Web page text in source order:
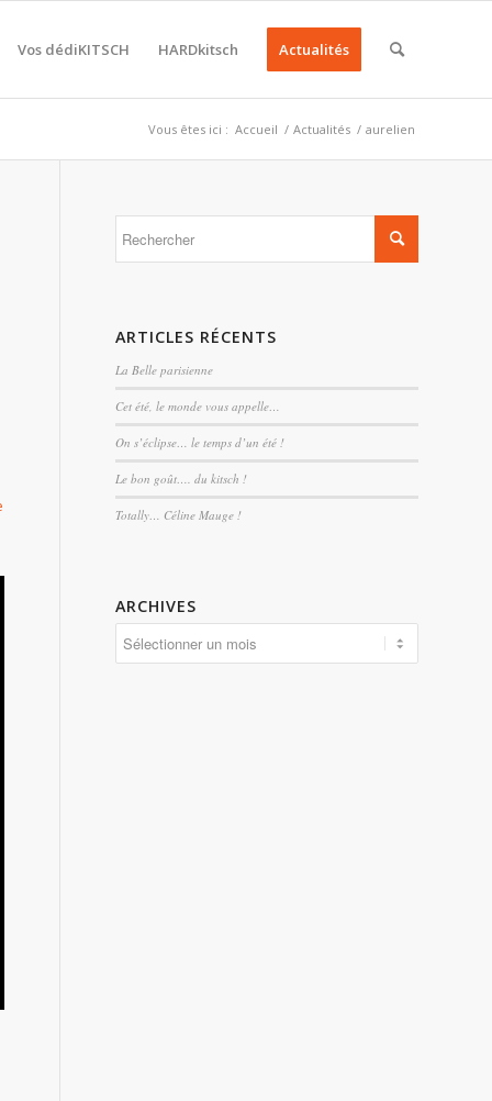
Vos dédiKITSCH HARDkitsch Actualités
Vous êtes ici : Accueil / Actualités / aurelien
ARTICLES RÉCENTS
La Belle parisienne
Cet été, le monde vous appelle…
On s’éclipse… le temps d’un été !
Le bon goût…. du kitsch !
Totally… Céline Mauge !
ARCHIVES